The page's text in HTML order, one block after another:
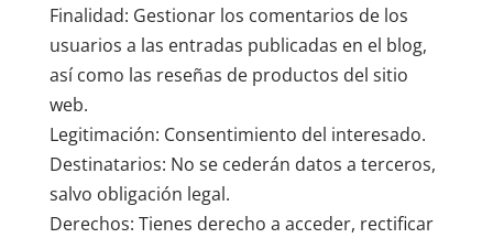
Finalidad: Gestionar los comentarios de los
usuarios a las entradas publicadas en el blog,
así como las reseñas de productos del sitio
web.
Legitimación: Consentimiento del interesado.
Destinatarios: No se cederán datos a terceros,
salvo obligación legal.
Derechos: Tienes derecho a acceder, rectificar